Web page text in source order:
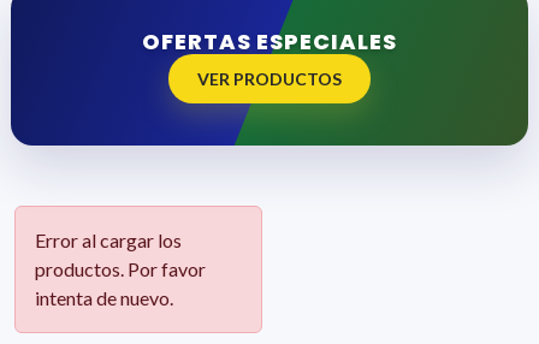
OFERTAS ESPECIALES
VER PRODUCTOS
Error al cargar los
productos. Por favor
intenta de nuevo.